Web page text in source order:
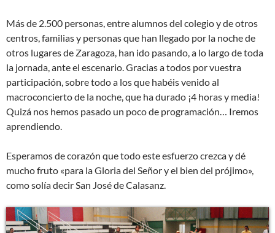
Más de 2.500 personas, entre alumnos del colegio y de otros
centros, familias y personas que han llegado por la noche de
otros lugares de Zaragoza, han ido pasando, a lo largo de toda
la jornada, ante el escenario. Gracias a todos por vuestra
participación, sobre todo a los que habéis venido al
macroconcierto de la noche, que ha durado ¡4 horas y media!
Quizá nos hemos pasado un poco de programación… Iremos
aprendiendo.
Esperamos de corazón que todo este esfuerzo crezca y dé
mucho fruto «para la Gloria del Señor y el bien del prójimo»,
como solía decir San José de Calasanz.